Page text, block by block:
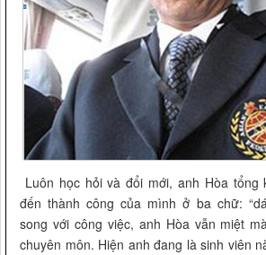
Luôn học hỏi và đổi mới, anh Hòa tổng
đến thành công của mình ở ba chữ:
song với công việc, anh Hòa vẫn miệt
chuyên môn. Hiện anh đang là sinh viên